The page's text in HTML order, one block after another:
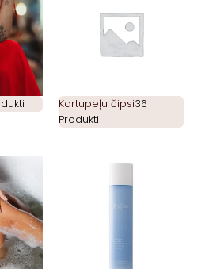
Kartupeļu čipsi36
Produkti